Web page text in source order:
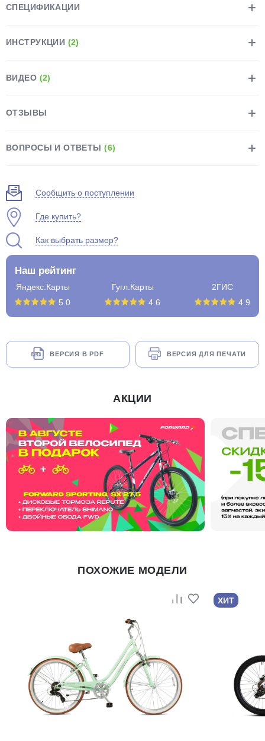
СПЕЦИФИКАЦИИ
ИНСТРУКЦИИ (2)
ВИДЕО (2)
ОТЗЫВЫ
ВОПРОСЫ И ОТВЕТЫ(6)
Сообщить о поступлении
Где купить?
Как выбрать размер?
Наш рейтинг
Яндекс.Карты
5.0
Гугл.Карты
4.6
2ГИС
4.9
ВЕРСИЯ В PDF ВЕРСИЯ ДЛЯ ПЕЧАТИ
АКЦИИ
ПОХОЖИЕ МОДЕЛИ
ХИТ